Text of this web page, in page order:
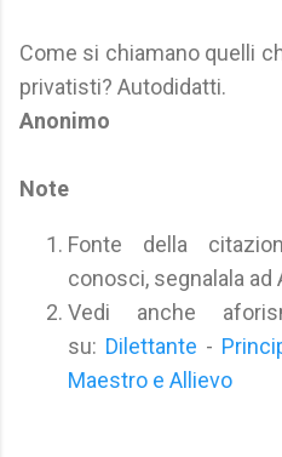
Come si chiamano quelli
privatisti? Autodidatti.
Anonimo
Note
Fonte della
conosci, segnalala ad
Vedi anche
su: Dilettante -
Maestro e Allievo